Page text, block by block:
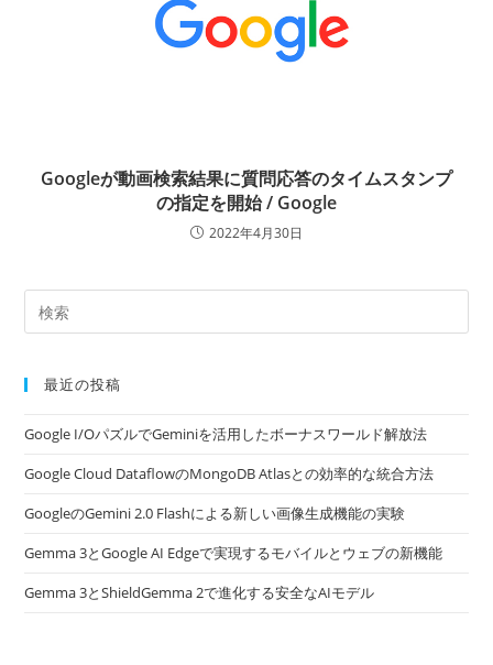
Googleが動画検索結果に質問応答のタイムスタンプ
の指定を開始 / Google
2022年4月30日
最近の投稿
Google I/OパズルでGeminiを活用したボーナスワールド解放法
Google Cloud DataflowのMongoDB Atlasとの効率的な統合方法
GoogleのGemini 2.0 Flashによる新しい画像生成機能の実験
Gemma 3とGoogle AI Edgeで実現するモバイルとウェブの新機能
Gemma 3とShieldGemma 2で進化する安全なAIモデル